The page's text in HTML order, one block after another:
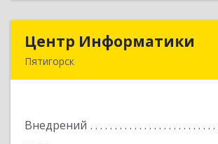
Центр Информатики
Пятигорск
Внедрений
Центр